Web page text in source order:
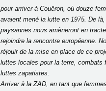
pour arriver à Couëron, où douze
avaient mené la lutte en 1975. De
paysannes nous amèneront en
rejoindre la rencontre européenne.
réjouir de la mise en place de ce
luttes locales pour la terre, combats
luttes zapatistes.
Arriver à la ZAD, en tant que